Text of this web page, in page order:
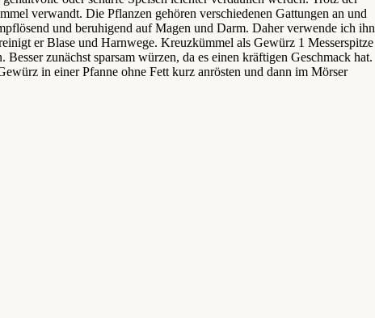
verwandt. Die Pflanzen gehören verschiedenen Gattungen an und
und beruhigend auf Magen und Darm. Daher verwende ich ihn
er Blase und Harnwege. Kreuzkümmel als Gewürz 1 Messerspitze
zunächst sparsam würzen, da es einen kräftigen Geschmack hat.
in einer Pfanne ohne Fett kurz anrösten und dann im Mörser